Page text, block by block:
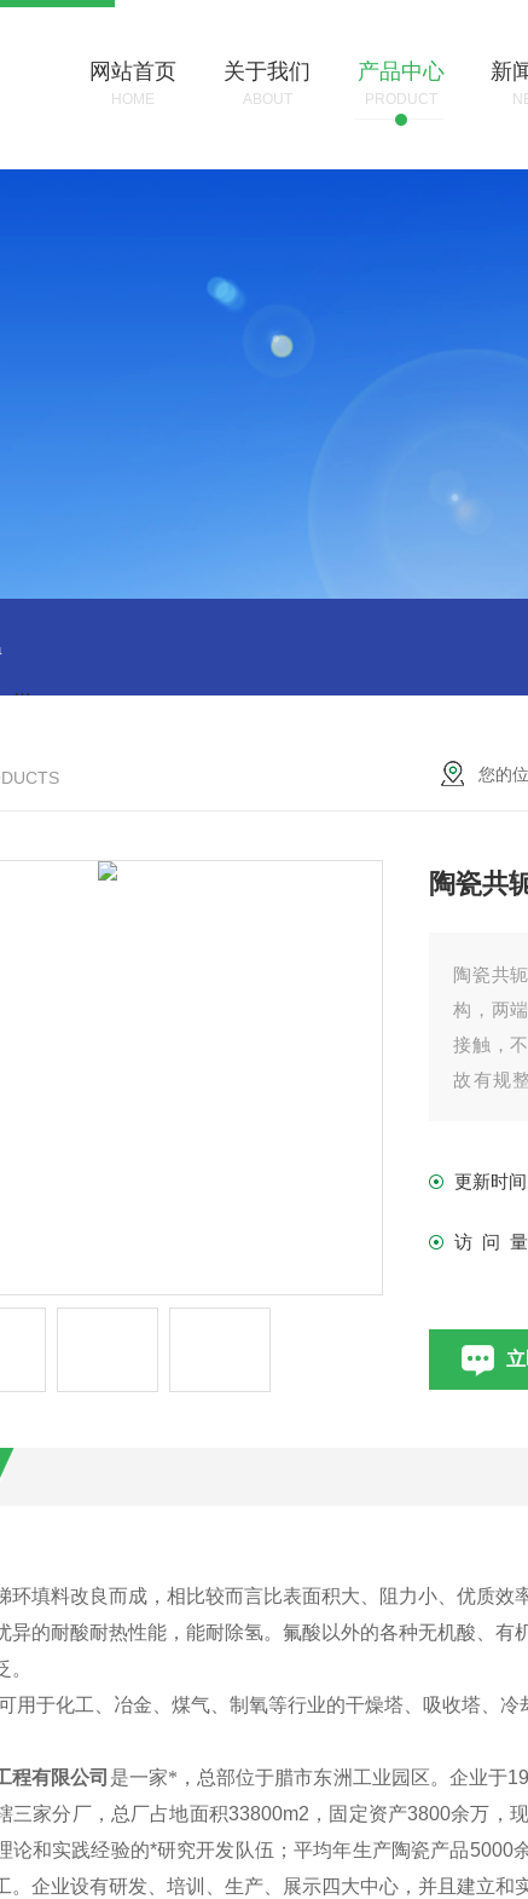
网站首页
HOME
关于我们
ABOUT
产品中心
PRODUCT
新
您的
陶瓷共
陶瓷共
构，两
接触，
故有规
更新时间
访 问 量
环填料改良而成，相比较而言比表面积大、阻力小、优质效
异的耐酸耐热性能，能耐除氢。氟酸以外的各种无机酸、有
用于化工、冶金、煤气、制氧等行业的干燥塔、吸收塔、冷
程有限公司 是一家*，总部位于腊市东洲工业园区。企业于
三家分厂，总厂占地面积33800m2，固定资产3800余万，
论和实践经验的*研究开发队伍；平均年生产陶瓷产品5000
。企业设有研发、培训、生产、展示四大中心，并且建立